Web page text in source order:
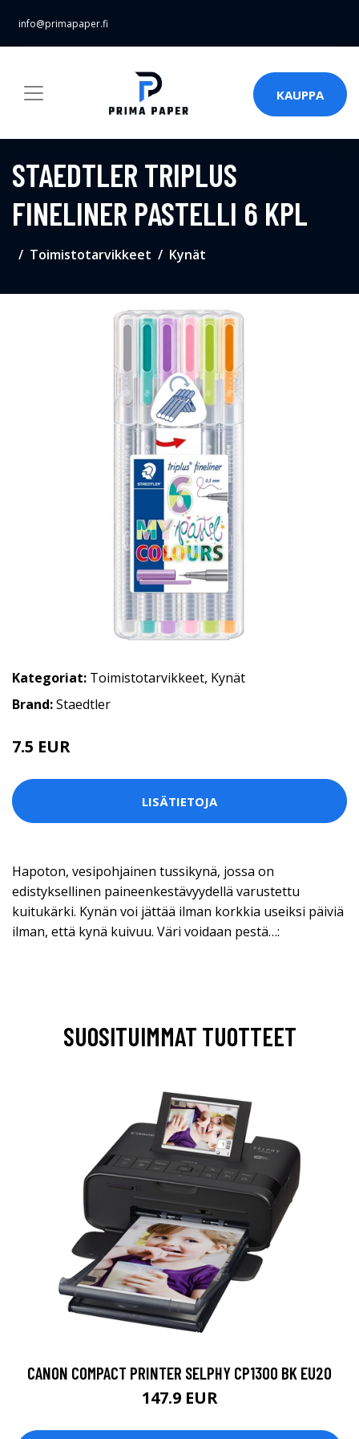
info@primapaper.fi
KAUPPA
STAEDTLER TRIPLUS
FINELINER PASTELLI 6 KPL
Toimistotarvikkeet Kynät
Kategoriat: Toimistotarvikkeet, Kynät
Brand:Staedtler
7.5 EUR
LISÄTIETOJA
Hapoton, vesipohjainen tussikynä, jossa on
edistyksellinen paineenkestävyydellä varustettu
kuitukärki. Kynän voi jättää ilman korkkia useiksi päiviä
ilman, että kynä kuivuu. Väri voidaan pestä…:
SUOSITUIMMAT TUOTTEET
CANON COMPACT PRINTER SELPHY CP1300 BK EU20
147.9 EUR